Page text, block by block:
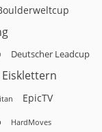
Deutscher Leadcup
Eisklettern
EpicTV
HardMoves